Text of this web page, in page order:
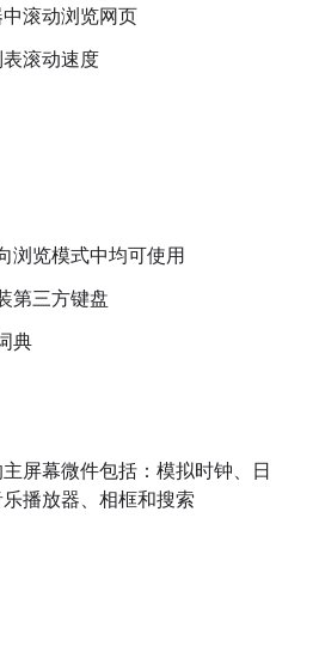
滚动浏览网页
滚动速度
浏览模式中均可使用
第三方键盘
典
屏幕微件包括：模拟时钟、日
播放器、相框和搜索